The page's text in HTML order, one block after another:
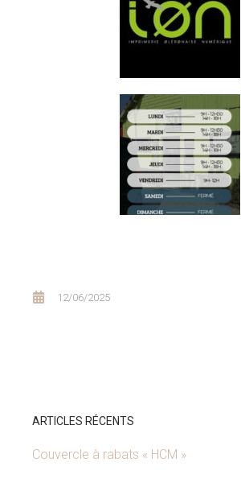
12/06/2025
ARTICLES RÉCENTS
Couvercle à rabats « HCM »